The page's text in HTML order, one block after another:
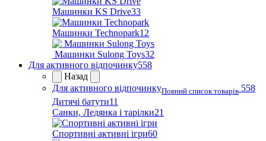
Машинки KS Drive33
Машинки Technopark12
Машинки Sulong Toys32
Для активного відпочинку558
Назад
Для активного відпочинкуПовний список товарів 558
Дитячі батути11
Санки, Ледянка і тарілки21
Спортивні активні ігри60